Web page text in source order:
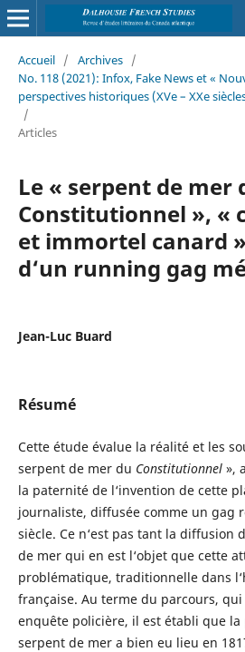
Accueil / Archives /
No. 118 (2021): Infox, Fake News et «
perspectives historiques (XVe – XXe
/
Articles
Le « serpent de mer
Constitutionnel », «
et immortel canard
d‘un running gag
Jean-Luc Buard
Résumé
Cette étude évalue la réalité et les
serpent de mer du Constitutionnel »,
la paternité de l‘invention de cette
journaliste, diffusée comme un gag
siècle. Ce n‘est pas tant la diffusion
de mer qui en est l‘objet que cette
problématique, traditionnelle dans
française. Au terme du parcours,
enquête policière, il est établi que la
serpent de mer a bien eu lieu en